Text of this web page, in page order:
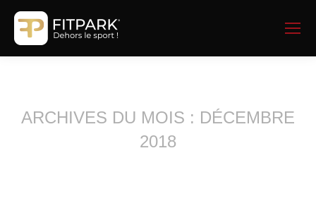
ARCHIVES DU MOIS : DÉCEMBRE
2018